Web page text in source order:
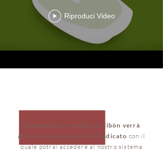
Riproduci Video
Diventando rivenditore Cibön verrà
attivato un account a te dedicato con il
quale potrai accedere al nostro sistema